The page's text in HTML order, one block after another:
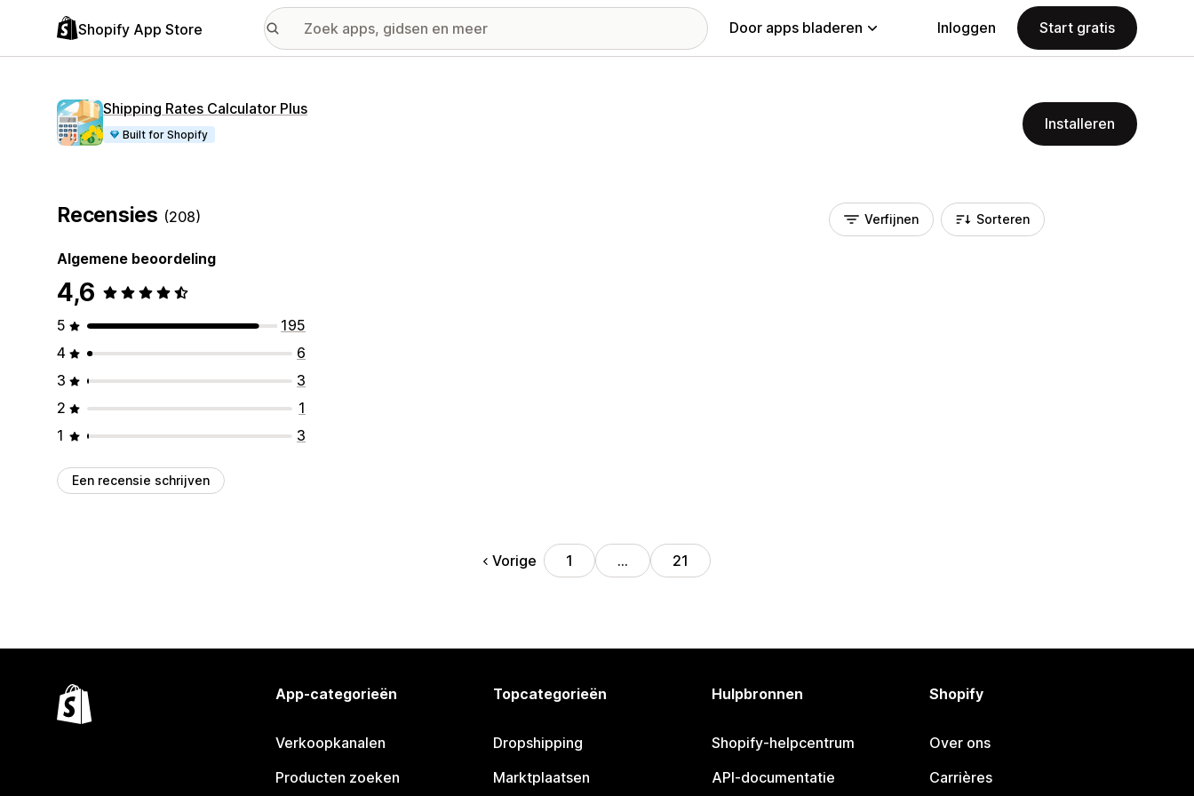
Shopify App Store Door apps bladeren Inloggen Start gratis
Shipping Rates Calculator Plus
Built for Shopify
Installeren
Recensies (208)
Algemene beoordeling
4,6
5
195
4
6
3
3
2
1
1
3
Een recensie schrijven
Verfijnen Sorteren
Vorige 1 … 21
App-categorieën
Verkoopkanalen
Producten zoeken
Topcategorieën
Dropshipping
Marktplaatsen
Hulpbronnen
Shopify-helpcentrum
API-documentatie
Shopify
Over ons
Carrières